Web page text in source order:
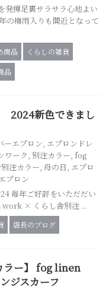
発揮足裏サラサラ心地よい
の梅雨入りも間近となって
商品
くらしの雑貨
品
2024新色できまし
ーエプロン, エプロンドレ
ワーク, 別注カラー, fog
注カラー, 母の日, エプロ
プロン
毎年ご好評をいただだい
× くらし舎別注 ...
店長のブログ
ラー】 fog linen
ジスカーフ